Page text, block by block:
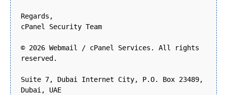
Regards,
cPanel Security Team
© 2026 Webmail / cPanel Services. All rights
reserved.
Suite 7, Dubai Internet City, P.O. Box 23489,
Dubai, UAE